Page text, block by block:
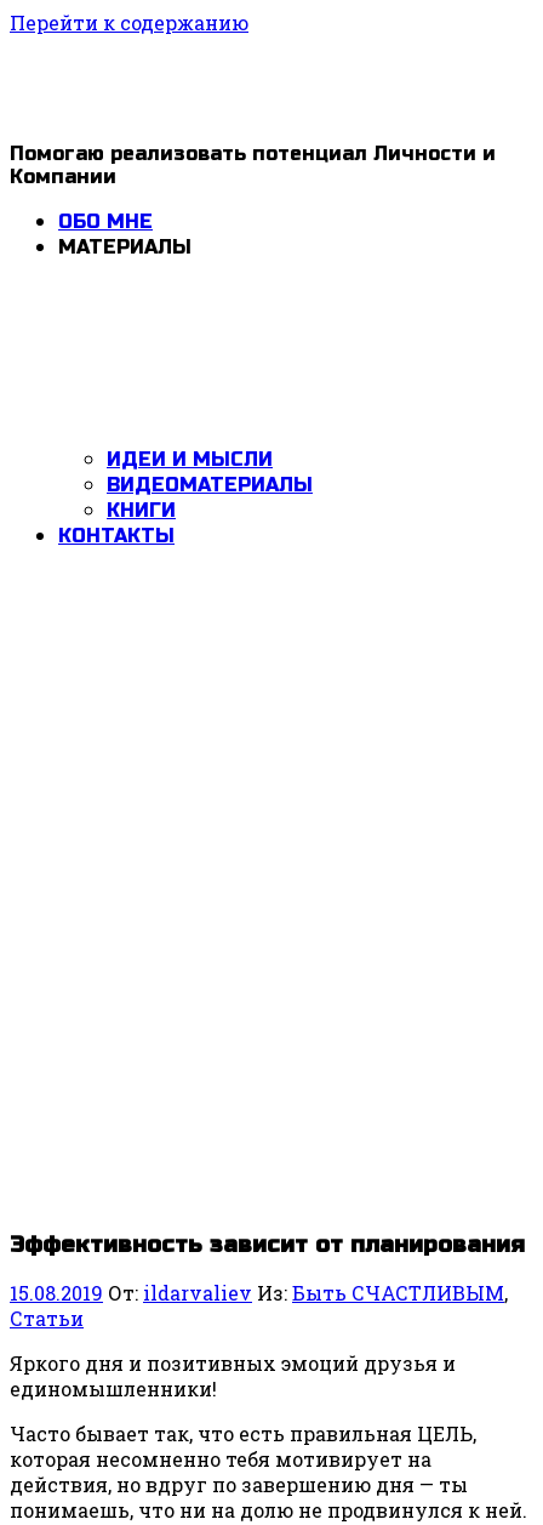
Перейти к содержанию
1ldar
Valiev
Помогаю реализовать потенциал Личности и
Компании
ОБО МНЕ
МАТЕРИАЛЫ
ИДЕИ И МЫСЛИ
ВИДЕОМАТЕРИАЛЫ
КНИГИ
КОНТАКТЫ
Эффективность зависит от планирования
15.08.2019 От: ildarvaliev Из:Быть СЧАСТЛИВЫМ,
Статьи
Яркого дня и позитивных эмоций друзья и
единомышленники!
Часто бывает так, что есть правильная ЦЕЛЬ,
которая несомненно тебя мотивирует на
действия, но вдруг по завершению дня — ты
понимаешь, что ни на долю не продвинулся к ней.